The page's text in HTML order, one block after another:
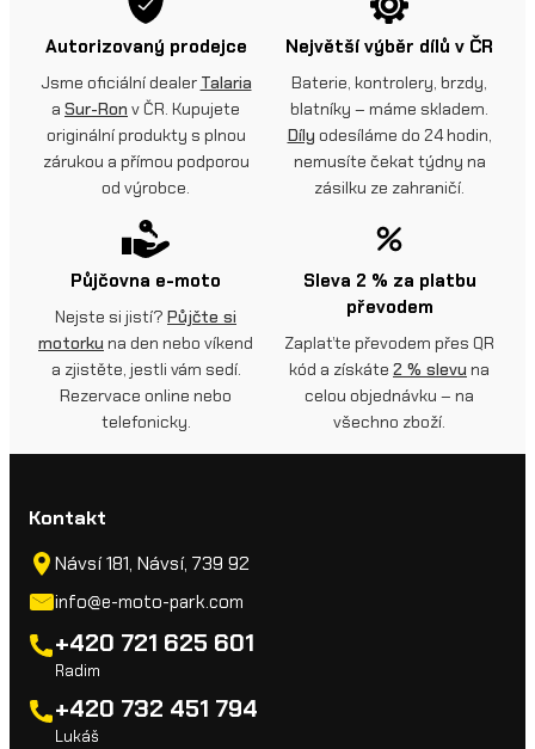
Autorizovaný prodejce
Jsme oficiální dealer Talaria
a Sur-Ron v ČR. Kupujete
originální produkty s plnou
zárukou a přímou podporou
od výrobce.
Největší výběr dílů v ČR
Baterie, kontrolery, brzdy,
blatníky – máme skladem.
Díly odesíláme do 24 hodin,
nemusíte čekat týdny na
zásilku ze zahraničí.
Půjčovna e-moto
Nejste si jistí? Půjčte si
motorku na den nebo víkend
a zjistěte, jestli vám sedí.
Rezervace online nebo
telefonicky.
Sleva 2 % za platbu
převodem
Zaplaťte převodem přes QR
kód a získáte 2 % slevu na
celou objednávku – na
všechno zboží.
Kontakt
Návsí 181, Návsí, 739 92
info@e-moto-park.com
+420 721 625 601
Radim
+420 732 451 794
Lukáš